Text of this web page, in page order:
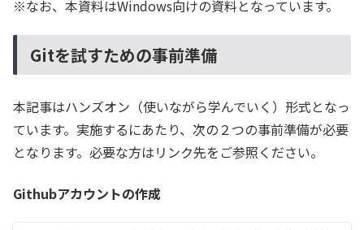
※なお、本資料はWindows向けの資料となっています。
Gitを試すための事前準備
本記事はハンズオン（使いながら学んでいく）形式となっ
ています。実施するにあたり、次の２つの事前準備が必要
となります。必要な方はリンク先をご参照ください。
Githubアカウントの作成